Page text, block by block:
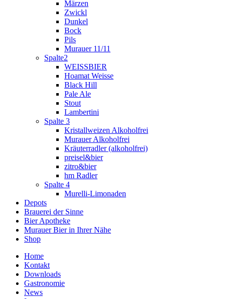
Märzen
Zwickl
Dunkel
Bock
Pils
Murauer 11/11
Spalte2
WEISSBIER
Hoamat Weisse
Black Hill
Pale Ale
Stout
Lambertini
Spalte 3
Kristallweizen Alkoholfrei
Murauer Alkoholfrei
Kräuterradler (alkoholfrei)
preisel&bier
zitro&bier
hm Radler
Spalte 4
Murelli-Limonaden
Depots
Brauerei der Sinne
Bier Apotheke
Murauer Bier in Ihrer Nähe
Shop
Home
Kontakt
Downloads
Gastronomie
News